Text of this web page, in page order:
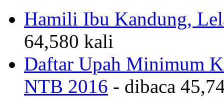
Hamili Ibu Kandung,
64,580 kali
Daftar Upah Minimum
NTB 2016 - dibaca